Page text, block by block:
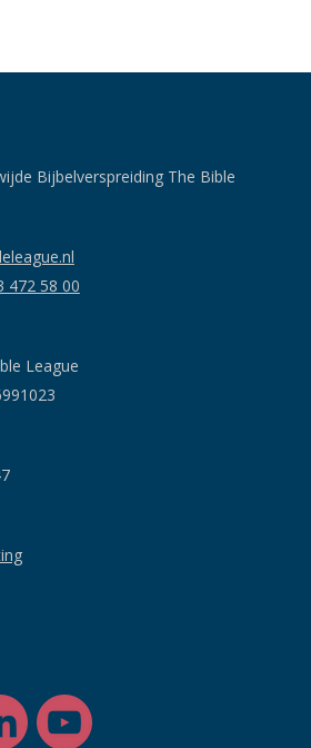
Bijbelverspreiding The Bible
472 58 00
League